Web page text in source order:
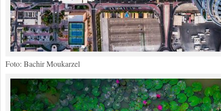
Foto: Bachir Moukarzel